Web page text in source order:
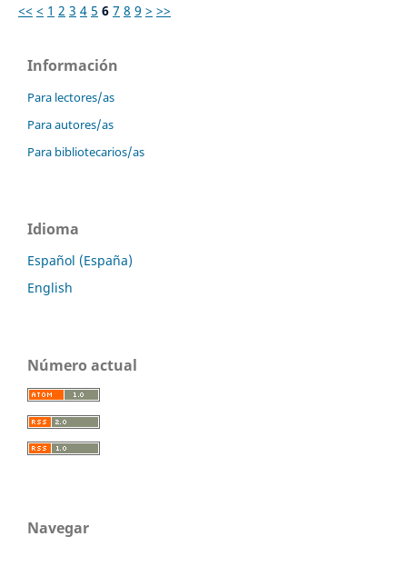
<< < 1 2 3 4 5 6 7 8 9 > >>
Información
Para lectores/as
Para autores/as
Para bibliotecarios/as
Idioma
Español (España)
English
Número actual
Navegar